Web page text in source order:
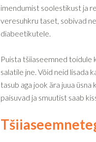
imendumist soolestikust ja
veresuhkru taset, sobivad
diabeetikutele.
Puista tšiiaseemned toidule
salatile jne. Võid neid lisada
tasub aga jook ära juua
paisuvad ja smuutist saab